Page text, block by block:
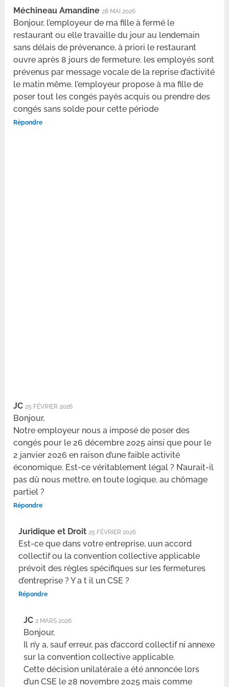
Méchineau Amandine 28 MAI 2026
Bonjour, l’employeur de ma fille à fermé le
restaurant ou elle travaille du jour au lendemain
sans délais de prévenance, à priori le restaurant
ouvre après 8 jours de fermeture. les employés sont
prévenus par message vocale de la reprise d’activité
le matin même. l’employeur propose à ma fille de
poser tout les congés payés acquis ou prendre des
congés sans solde pour cette période
Répondre
JC 25 FÉVRIER 2026
Bonjour,
Notre employeur nous a imposé de poser des
congés pour le 26 décembre 2025 ainsi que pour le
2 janvier 2026 en raison d’une faible activité
économique. Est-ce véritablement légal ? N’aurait-il
pas dû nous mettre, en toute logique, au chômage
partiel ?
Répondre
Juridique et Droit 25 FÉVRIER 2026
Est-ce que dans votre entreprise, uun accord
collectif ou la convention collective applicable
prévoit des règles spécifiques sur les fermetures
d’entreprise ? Y a t il un CSE ?
Répondre
JC 2 MARS 2026
Bonjour,
Il n’y a, sauf erreur, pas d’accord collectif ni annexe
sur la convention collective applicable.
Cette décision unilatérale a été annoncée lors
d’un CSE le 28 novembre 2025 mais comme